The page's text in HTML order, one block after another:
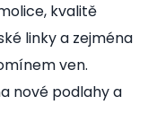
kvalitě
linky a zejména
ven.
nové podlahy a